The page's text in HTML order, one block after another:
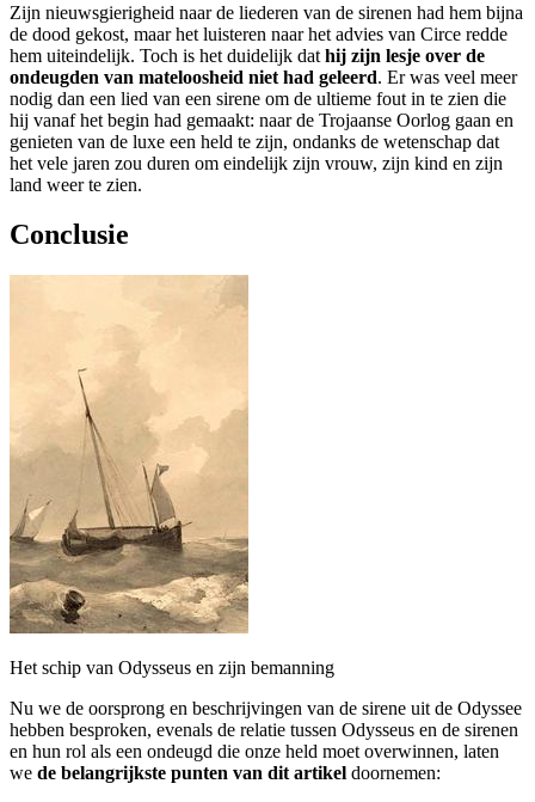
Zijn nieuwsgierigheid naar de liederen van de sirenen had hem bijna
de dood gekost, maar het luisteren naar het advies van Circe redde
hem uiteindelijk. Toch is het duidelijk dat hij zijn lesje over de
ondeugden van mateloosheid niet had geleerd. Er was veel meer
nodig dan een lied van een sirene om de ultieme fout in te zien die
hij vanaf het begin had gemaakt: naar de Trojaanse Oorlog gaan en
genieten van de luxe een held te zijn, ondanks de wetenschap dat
het vele jaren zou duren om eindelijk zijn vrouw, zijn kind en zijn
land weer te zien.
Conclusie
Het schip van Odysseus en zijn bemanning
Nu we de oorsprong en beschrijvingen van de sirene uit de Odyssee
hebben besproken, evenals de relatie tussen Odysseus en de sirenen
en hun rol als een ondeugd die onze held moet overwinnen, laten
we de belangrijkste punten van dit artikel doornemen: